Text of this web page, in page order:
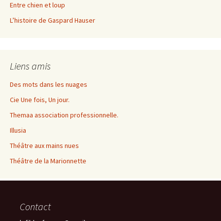
Entre chien et loup
L’histoire de Gaspard Hauser
Liens amis
Des mots dans les nuages
Cie Une fois, Un jour.
Themaa association professionnelle.
Illusia
Théâtre aux mains nues
Théâtre de la Marionnette
Contact